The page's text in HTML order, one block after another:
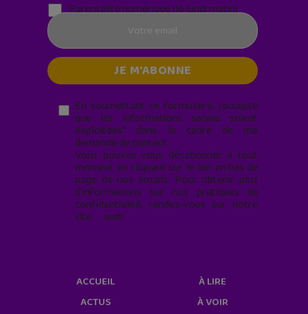
Parentalité numérique (le lundi matin)
En soumettant ce formulaire, j’accepte
que les informations saisies soient
exploitées* dans le cadre de ma
demande de contact.
Vous pouvez vous désabonner à tout
moment en cliquant sur le lien en bas de
page de nos emails. Pour obtenir plus
d'informations sur nos pratiques de
confidentialité, rendez-vous sur notre
site web
ACCUEIL
ACTUS
À LIRE
À VOIR